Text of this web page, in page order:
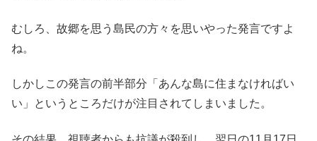
むしろ、故郷を思う島民の方々を思いやった発言ですよ
ね。
しかしこの発言の前半部分「あんな島に住まなければい
い」というところだけが注目されてしまいました。